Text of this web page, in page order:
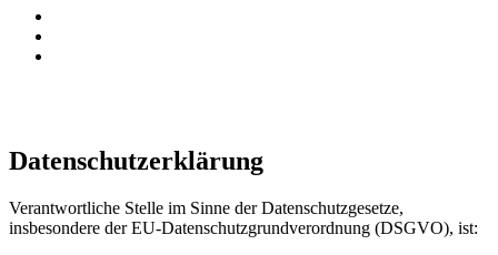
Datenschutzerklärung
Verantwortliche Stelle im Sinne der Datenschutzgesetze,
insbesondere der EU-Datenschutzgrundverordnung (DSGVO), ist: